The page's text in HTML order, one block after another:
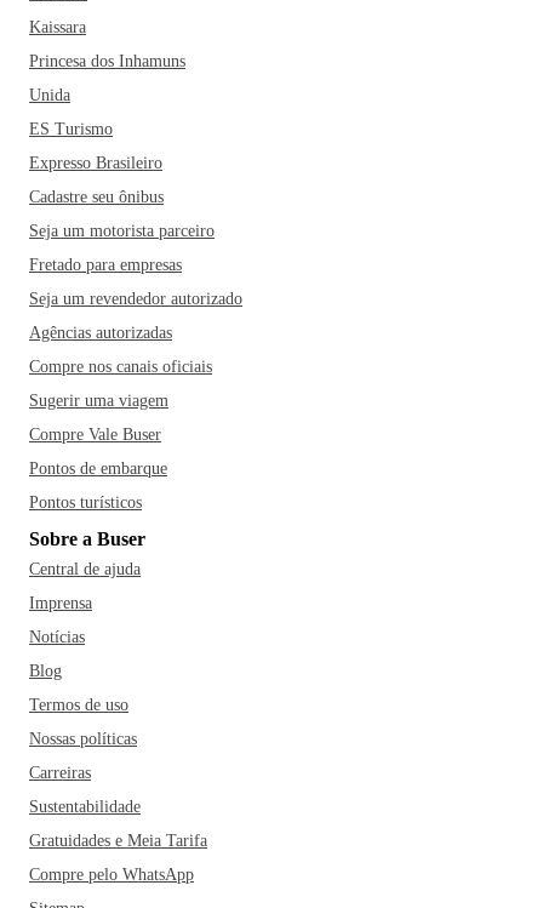
Kaissara
Princesa dos Inhamuns
Unida
ES Turismo
Expresso Brasileiro
Cadastre seu ônibus
Seja um motorista parceiro
Fretado para empresas
Seja um revendedor autorizado
Agências autorizadas
Compre nos canais oficiais
Sugerir uma viagem
Compre Vale Buser
Pontos de embarque
Pontos turísticos
Sobre a Buser
Central de ajuda
Imprensa
Notícias
Blog
Termos de uso
Nossas políticas
Carreiras
Sustentabilidade
Gratuidades e Meia Tarifa
Compre pelo WhatsApp